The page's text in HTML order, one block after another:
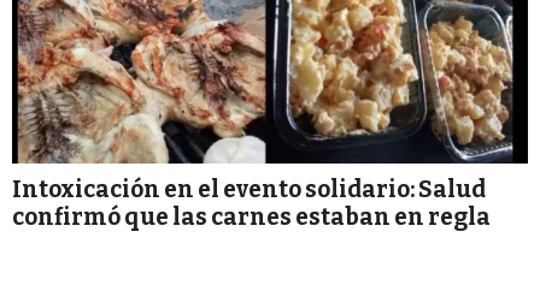
Intoxicación en el evento solidario: Salud
confirmó que las carnes estaban en regla